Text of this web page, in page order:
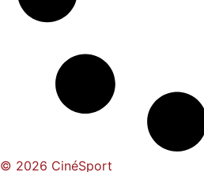
© 2026 CinéSport